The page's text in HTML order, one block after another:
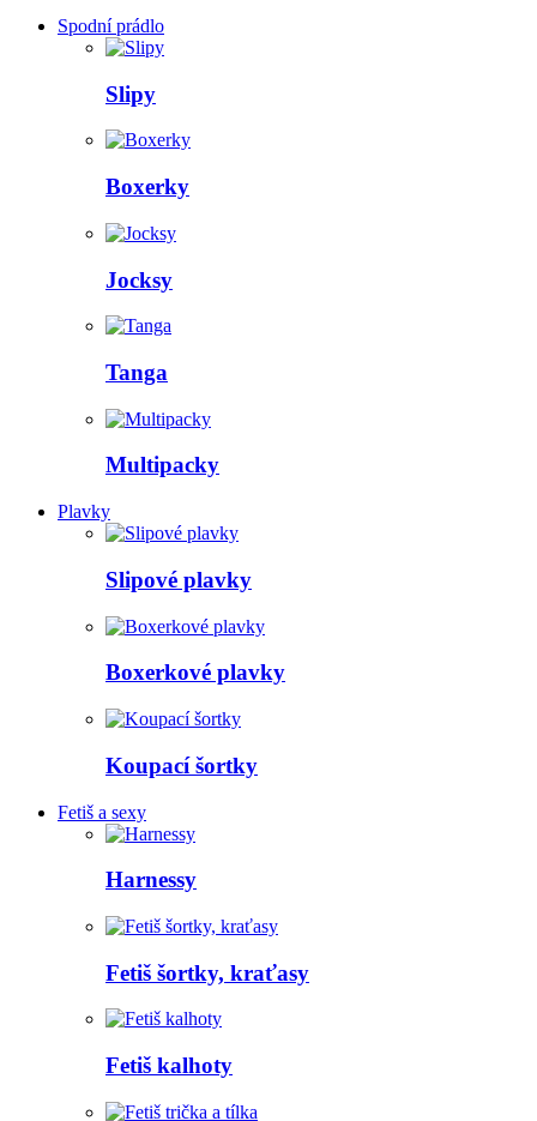
Spodní prádlo
Slipy
Boxerky
Jocksy
Tanga
Multipacky
Plavky
Slipové plavky
Boxerkové plavky
Koupací šortky
Fetiš a sexy
Harnessy
Fetiš šortky, kraťasy
Fetiš kalhoty